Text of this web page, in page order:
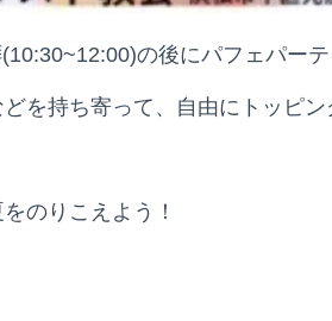
の後にパフェパーテ
を持ち寄って、自由にトッピン
のりこえよう！